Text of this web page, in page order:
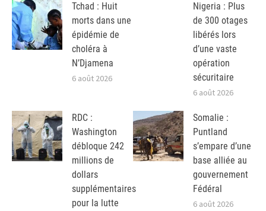
Tchad : Huit
morts dans une
épidémie de
choléra à
N’Djamena
6 août 2026
Nigeria : Plus
de 300 otages
libérés lors
d’une vaste
opération
sécuritaire
6 août 2026
RDC :
Washington
débloque 242
millions de
dollars
supplémentaires
pour la lutte
Somalie :
Puntland
s’empare d’une
base alliée au
gouvernement
Fédéral
6 août 2026